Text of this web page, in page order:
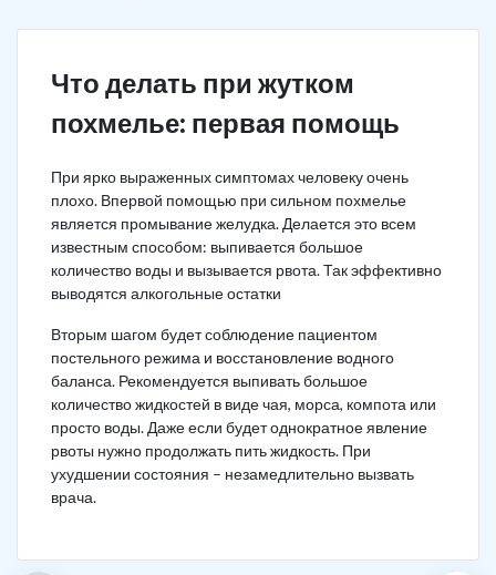
Что делать при жутком
похмелье: первая помощь
При ярко выраженных симптомах человеку очень
плохо. Впервой помощью при сильном похмелье
является промывание желудка. Делается это всем
известным способом: выпивается большое
количество воды и вызывается рвота. Так эффективно
выводятся алкогольные остатки
Вторым шагом будет соблюдение пациентом
постельного режима и восстановление водного
баланса. Рекомендуется выпивать большое
количество жидкостей в виде чая, морса, компота или
просто воды. Даже если будет однократное явление
рвоты нужно продолжать пить жидкость. При
ухудшении состояния – незамедлительно вызвать
врача.